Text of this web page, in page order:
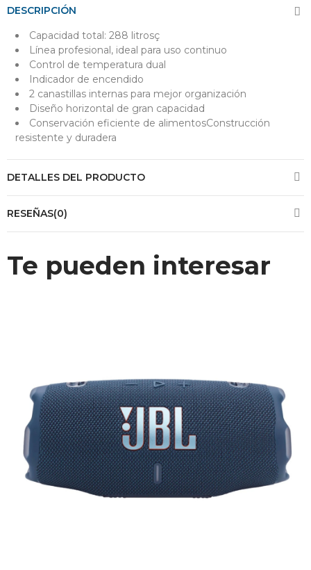
DESCRIPCIÓN
Capacidad total: 288 litrosç
Línea profesional, ideal para uso continuo
Control de temperatura dual
Indicador de encendido
2 canastillas internas para mejor organización
Diseño horizontal de gran capacidad
Conservación eficiente de alimentosConstrucción
resistente y duradera
DETALLES DEL PRODUCTO
RESEÑAS(0)
Te pueden interesar